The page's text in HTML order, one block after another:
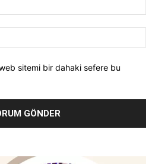
sitemi bir dahaki sefere bu